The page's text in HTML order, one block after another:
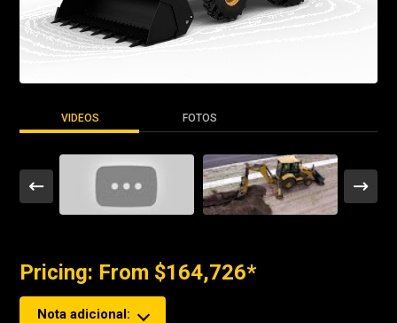
VIDEOS FOTOS
Pricing: From $164,726*
Nota adicional: